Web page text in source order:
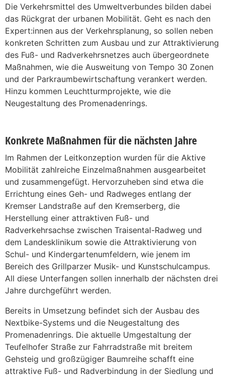
Die Verkehrsmittel des Umweltverbundes bilden dabei
das Rückgrat der urbanen Mobilität. Geht es nach den
Expert:innen aus der Verkehrsplanung, so sollen neben
konkreten Schritten zum Ausbau und zur Attraktivierung
des Fuß- und Radverkehrsnetzes auch übergeordnete
Maßnahmen, wie die Ausweitung von Tempo 30 Zonen
und der Parkraumbewirtschaftung verankert werden.
Hinzu kommen Leuchtturmprojekte, wie die
Neugestaltung des Promenadenrings.
Konkrete Maßnahmen für die nächsten Jahre
Im Rahmen der Leitkonzeption wurden für die Aktive
Mobilität zahlreiche Einzelmaßnahmen ausgearbeitet
und zusammengefügt. Hervorzuheben sind etwa die
Errichtung eines Geh- und Radweges entlang der
Kremser Landstraße auf den Kremserberg, die
Herstellung einer attraktiven Fuß- und
Radverkehrsachse zwischen Traisental-Radweg und
dem Landesklinikum sowie die Attraktivierung von
Schul- und Kindergartenumfeldern, wie jenem im
Bereich des Grillparzer Musik- und Kunstschulcampus.
All diese Unterfangen sollen innerhalb der nächsten drei
Jahre durchgeführt werden.
Bereits in Umsetzung befindet sich der Ausbau des
Nextbike-Systems und die Neugestaltung des
Promenadenrings. Die aktuelle Umgestaltung der
Teufelhofer Straße zur Fahrradstraße mit breitem
Gehsteig und großzügiger Baumreihe schafft eine
attraktive Fuß- und Radverbindung in der Siedlung und